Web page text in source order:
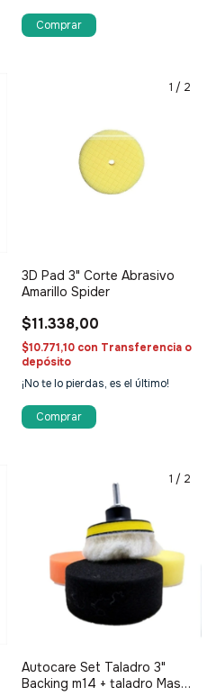
1 / 2
3D Pad 3" Corte Abrasivo
Amarillo Spider
$11.338,00
$10.771,10 con Transferencia o
depósito
¡No te lo pierdas, es el último!
1 / 2
Autocare Set Taladro 3"
Backing m14 + taladro Mas